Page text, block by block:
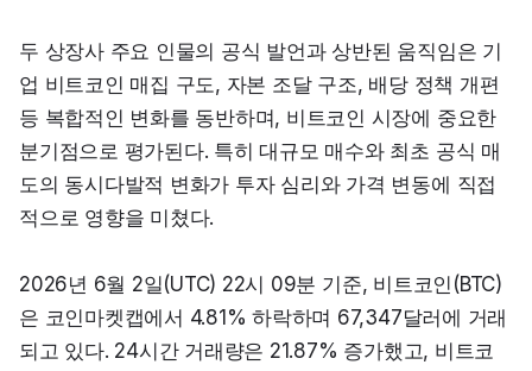
두 상장사 주요 인물의 공식 발언과 상반된 움직임은 기
업 비트코인 매집 구도, 자본 조달 구조, 배당 정책 개편
등 복합적인 변화를 동반하며, 비트코인 시장에 중요한
분기점으로 평가된다. 특히 대규모 매수와 최초 공식 매
도의 동시다발적 변화가 투자 심리와 가격 변동에 직접
적으로 영향을 미쳤다.
2026년 6월 2일(UTC) 22시 09분 기준, 비트코인(BTC)
은 코인마켓캡에서 4.81% 하락하며 67,347달러에 거래
되고 있다. 24시간 거래량은 21.87% 증가했고, 비트코